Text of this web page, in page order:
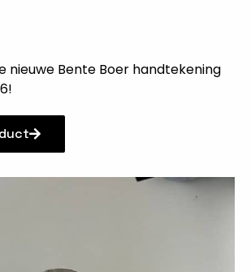
nieuwe Bente Boer handtekening